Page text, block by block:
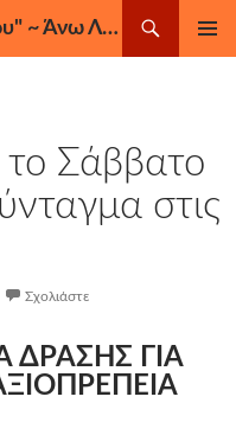
ΣΕΠΕ "Ηρώ Κωνσταντοπούλου" ~ Άνω Λιόσια, Ζεφύρι, Φυλή
Σάββατο
στις
Σχολιάστε
ΔΡΑΣΗΣ ΓΙΑ